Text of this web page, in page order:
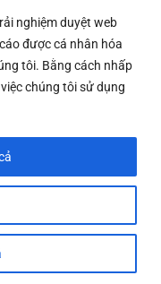
nghiệm duyệt web
được cá nhân hóa
tôi. Bằng cách nhấp
chúng tôi sử dụng
ĐKKD: 0108783483
và Đầu Tư Tp. Hà
Rights Reserved